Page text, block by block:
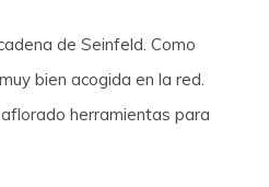
de Seinfeld. Como
bien acogida en la red.
herramientas para